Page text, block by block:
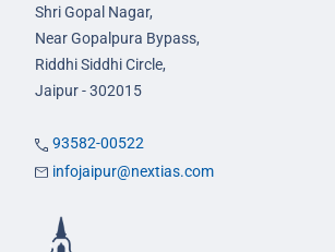
Shri Gopal Nagar,
Near Gopalpura Bypass,
Riddhi Siddhi Circle,
Jaipur - 302015
93582-00522
infojaipur@nextias.com